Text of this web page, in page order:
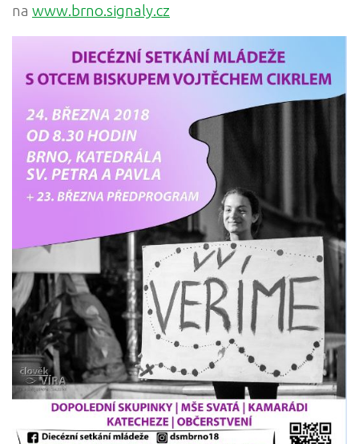
na www.brno.signaly.cz